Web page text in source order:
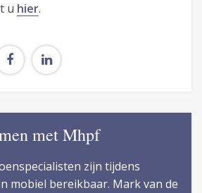
u hier.
met Mhpf
zijn tijdens
mobiel bereikbaar. Mark van de